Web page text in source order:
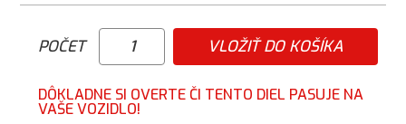
POČET VLOŽIŤ DO KOŠÍKA
DÔKLADNE SI OVERTE ČI TENTO DIEL PASUJE NA
VAŠE VOZIDLO!